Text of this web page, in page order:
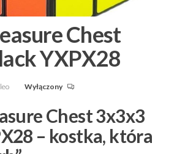
Chest
YXPX28
Wyłączony
Chest 3x3x3
– kostka, która